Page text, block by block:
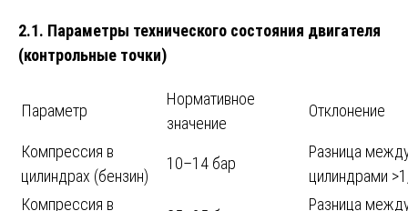
2.1. Параметры технического состояния двигателя
(контрольные точки)
Параметр
Нормативное
значение
Отклонение
Компрессия в
цилиндрах (бензин)
10–14 бар
Разница
цилиндрами
Компрессия в
Разница